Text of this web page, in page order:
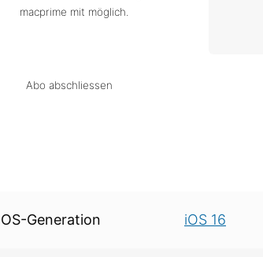
macprime mit möglich.
Abo abschliessen
OS-Generation
iOS 16